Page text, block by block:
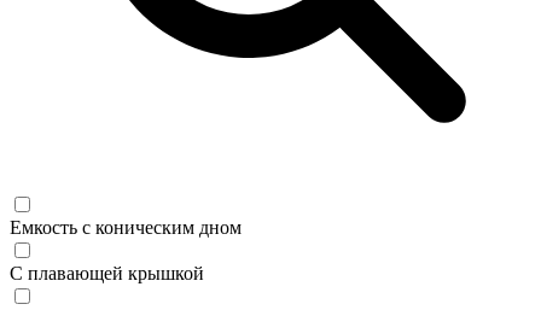
Емкость с коническим дном
С плавающей крышкой